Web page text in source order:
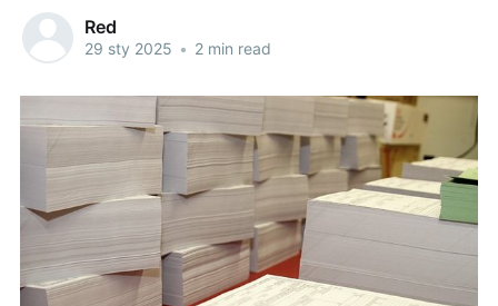
Red
29 sty 2025 • 2 min read